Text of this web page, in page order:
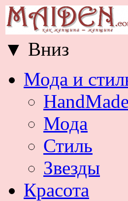
▼ Вниз
Мода и
HandMade
Мода
Стиль
Звезды
Красота